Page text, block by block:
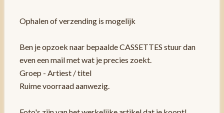
Ophalen of verzending is mogelijk
Ben je opzoek naar bepaalde CASSETTES stuur dan
even een mail met wat je precies zoekt.
Groep - Artiest / titel
Ruime voorraad aanwezig.